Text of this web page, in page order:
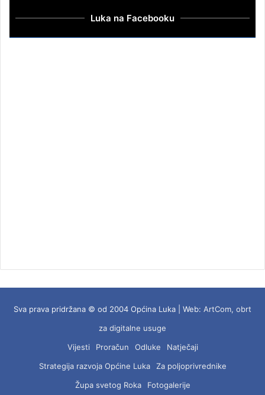
Luka na Facebooku
Sva prava pridržana © od 2004 Općina Luka | Web: ArtCom, obrt
za digitalne usuge
Vijesti
Proračun Odluke
Natječaji
Strategija razvoja Općine Luka
Za poljoprivrednike
Župa svetog Roka
Fotogalerije